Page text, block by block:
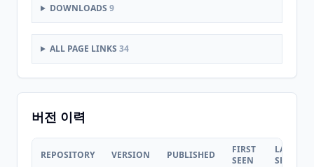
DOWNLOADS 9
ALL PAGE LINKS 34
버전 이력
REPOSITORY VERSION PUBLISHED
FIRST
SEEN
LAST
SEEN